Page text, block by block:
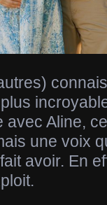
avec Aline,
une voix
avoir. En